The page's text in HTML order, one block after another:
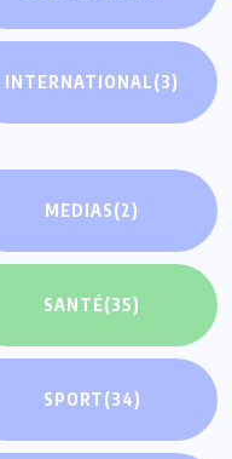
INTERNATIONAL(3)
MEDIAS(2)
SANTÉ(35)
SPORT(34)